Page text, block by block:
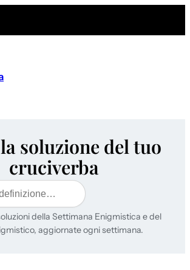
soluzione del tuo
cruciverba
della Settimana Enigmistica e del
aggiornate ogni settimana.